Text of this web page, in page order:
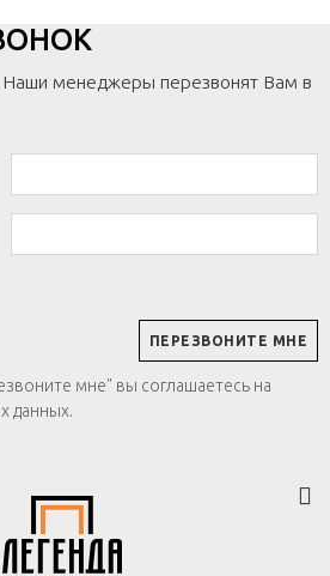
Наши менеджеры перезвонят Вам в
мне" вы соглашаетесь на
данных.